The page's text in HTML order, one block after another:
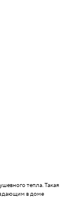
тепла. Такая
в доме